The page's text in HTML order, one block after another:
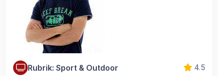
Rubrik: Sport & Outdoor 4.5